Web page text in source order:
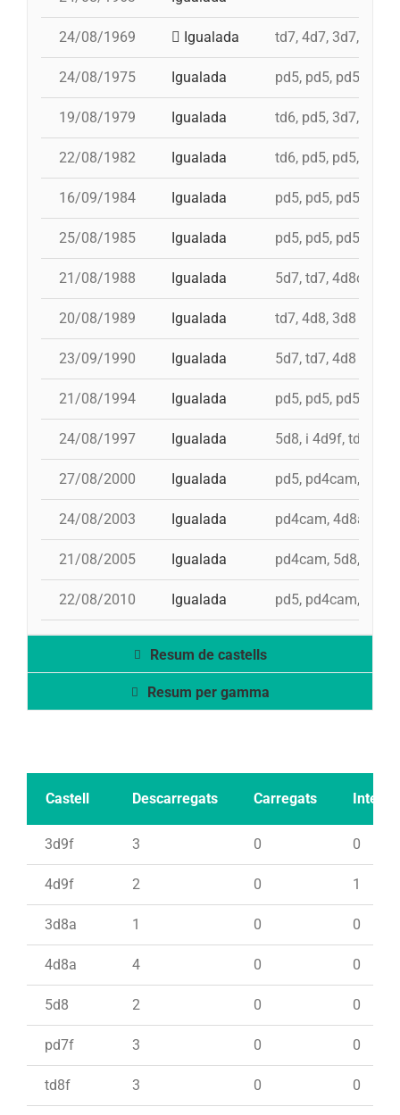
24/08/1969 Igualada td7, 4d7, 3d7, pd5,
24/08/1975 Igualada pd5, pd5, pd5, 3d7,
19/08/1979 Igualada td6, pd5, 3d7, td7,
22/08/1982 Igualada td6, pd5, pd5,
16/09/1984 Igualada pd5, pd5, pd5, pd5,
25/08/1985 Igualada pd5, pd5, pd5,
21/08/1988 Igualada 5d7, td7, 4d8c, id
20/08/1989 Igualada td7, 4d8, 3d8
23/09/1990 Igualada 5d7, td7, 4d8
21/08/1994 Igualada pd5, pd5, pd5, 4d8,
24/08/1997 Igualada 5d8, i 4d9f, td8f,
27/08/2000 Igualada pd5, pd4cam,
24/08/2003 Igualada pd4cam, 4d8a,
21/08/2005 Igualada pd4cam, 5d8, td8f,
22/08/2010 Igualada pd5, pd4cam,
Resum de castells
Resum per gamma
Castell Descarregats Carregats Intents
3d9f 3 0 0
4d9f 2 0 1
3d8a 1 0 0
4d8a 4 0 0
5d8 2 0 0
pd7f 3 0 0
td8f 3 0 0